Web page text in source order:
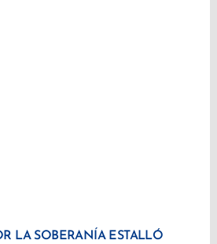
LA SOBERANÍA ESTALLÓ